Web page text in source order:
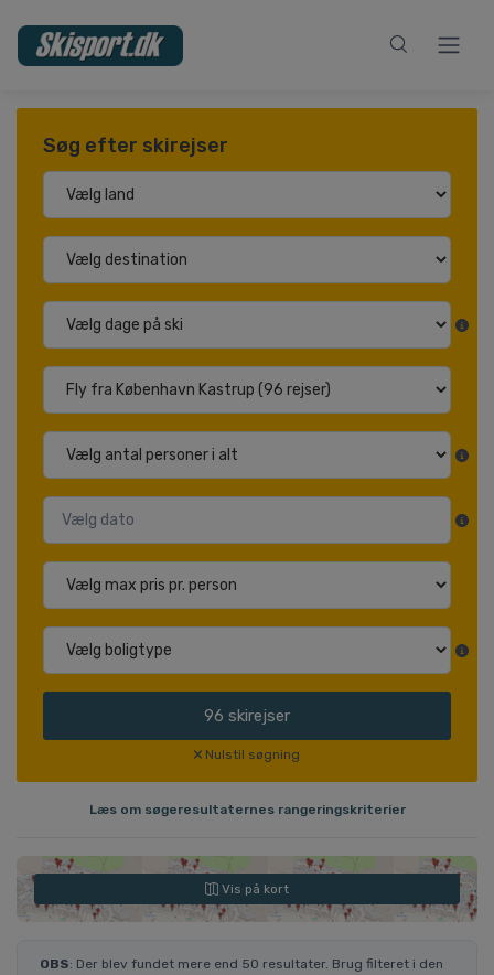
Søg efter skirejser
96 skirejser
Nulstil søgning
Læs om søgeresultaternes rangeringskriterier
Vis på kort
OBS: Der blev fundet mere end 50 resultater. Brug filteret i den